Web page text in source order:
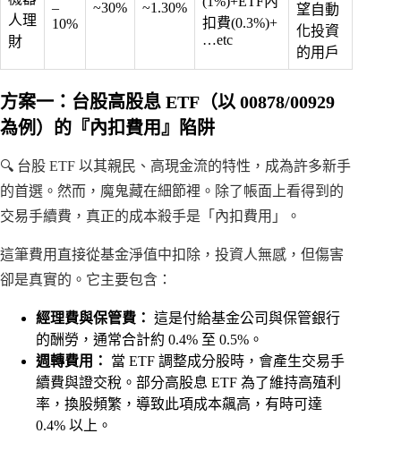
人理
財
–
10%
~30% ~1.30%
扣費(0.3%)+
…etc
望自動
化投資
的用戶
方案一：台股高股息 ETF（以 00878/00929
為例）的『內扣費用』陷阱
🔍 台股 ETF 以其親民、高現金流的特性，成為許多新手
的首選。然而，魔鬼藏在細節裡。除了帳面上看得到的
交易手續費，真正的成本殺手是「內扣費用」。
這筆費用直接從基金淨值中扣除，投資人無感，但傷害
卻是真實的。它主要包含：
經理費與保管費： 這是付給基金公司與保管銀行
的酬勞，通常合計約 0.4% 至 0.5%。
週轉費用：
當 ETF 調整成分股時，會產生交易手
續費與證交稅。部分高股息 ETF 為了維持高殖利
率，換股頻繁，導致此項成本飆高，有時可達
0.4% 以上。